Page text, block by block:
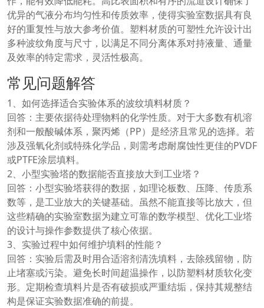
优异的气液分布均匀性和传质效率，使得实验室数据具有良
好的重复性与放大参考价值。塑料材质的可塑性允许设计出
多种波纹角度与尺寸，以满足不同分离体系对持液量、通量
及效率的特定需求，灵活性极高。
常见问题解答
1、如何选择适合实验体系的波纹填料材质？
回答：主要依据待处理物料的化学性质。对于大多数有机溶
剂和一般酸碱体系，聚丙烯（PP）是经济且常见的选择。若
涉及强氧化剂或特殊化学品，则需考虑耐腐蚀性更佳的PVDF
或PTFE涂层填料。
2、小型实验塔的数据能否直接放大到工业塔？
回答：小型实验塔获得的数据，如理论板数、压降、传质系
数等，是工业放大的关键基础。虽然不能直接等比放大，但
这些精确的实验室数据为建立可靠的数学模型、优化工业塔
的设计与操作参数提供了核心依据。
3、实验过程中如何维护填料的性能？
回答：实验后需及时用合适溶剂清洗填料，去除残留物，防
止堵塞或污染。避免长时间超温操作，以防塑料材质软化变
形。定期检查填料片是否有破损或严重结垢，保持其规整结
构是保证实验数据准确的前提。